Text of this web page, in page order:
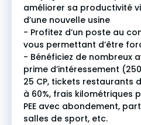
améliorer sa productivité
d’une nouvelle usine
- Profitez d’un poste au
vous permettant d’être
- Bénéficiez de nombreux
prime d’intéressement
25 CP, tickets restaurants
à 60%, frais kilométriques
PEE avec abondement,
salles de sport, etc.